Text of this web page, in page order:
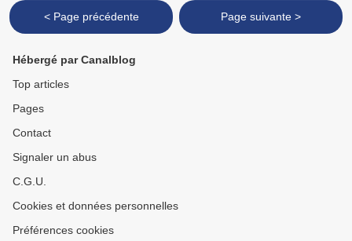
< Page précédente Page suivante >
Hébergé par Canalblog
Top articles
Pages
Contact
Signaler un abus
C.G.U.
Cookies et données personnelles
Préférences cookies